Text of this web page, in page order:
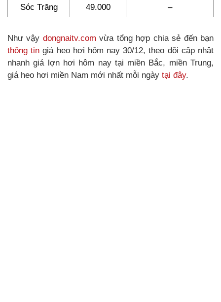
Sóc Trăng 49.000 –
Như vậy dongnaitv.com vừa tổng hợp chia sẻ đến bạn
thông tin giá heo hơi hôm nay 30/12, theo dõi cập nhật
nhanh giá lợn hơi hôm nay tại miền Bắc, miền Trung,
giá heo hơi miền Nam mới nhất mỗi ngày tại đây.